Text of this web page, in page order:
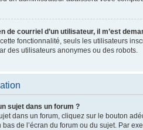
de courriel d’un utilisateur, il m’est
fonctionnalité, seuls les utilisateurs
des utilisateurs anonymes ou des robots.
sujet dans un forum ?
dans un forum, cliquez sur le bouton
de l’écran du forum ou du sujet. Par